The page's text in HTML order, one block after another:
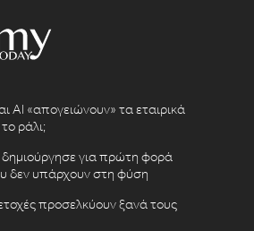
AI «απογειώνουν» τα εταιρικά
ράλι;
για πρώτη φορά
δεν υπάρχουν στη φύση
προσελκύουν ξανά τους